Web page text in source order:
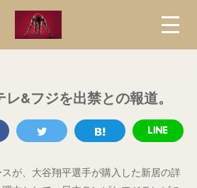
&フジを出禁との報道。
が、大谷翔平選手が購入した新居の詳